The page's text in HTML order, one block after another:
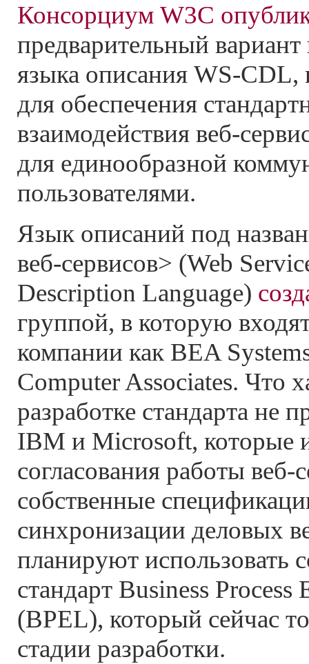
Консорциум W3C
предварительный
языка описания WS-CDL,
для обеспечения
взаимодействия веб-
для единообразной
пользователями.
Язык описаний под
веб-сервисов> (Web
Description Language)
группой, в которую
компании как BEA
Computer Associates. Что
разработке стандарта не
IBM и Microsoft, которые
согласования работы веб-
собственные
синхронизации деловых
планируют использовать
стандарт Business
(BPEL), который сейчас
стадии разработки.